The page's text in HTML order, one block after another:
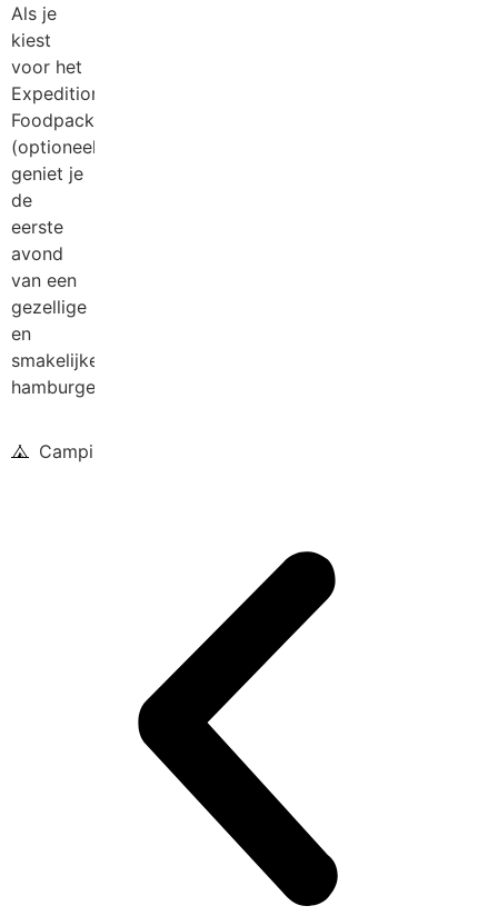
Als je
kiest
voor het
Expedition
Foodpack
(optioneel),
geniet je
de
eerste
avond
van een
gezellige
en
smakelijke
hamburgeravond!
Camping